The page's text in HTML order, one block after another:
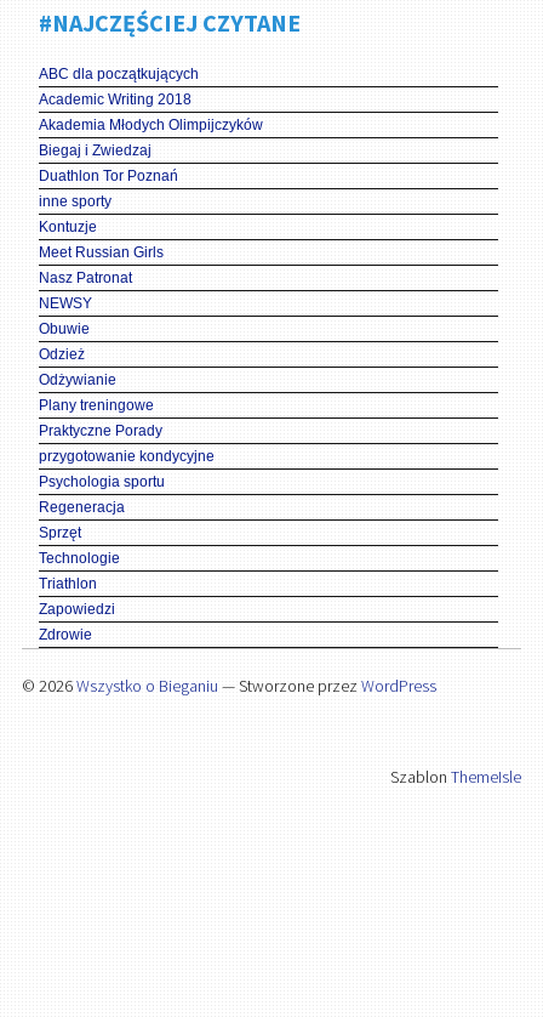
#NAJCZĘŚCIEJ CZYTANE
ABC dla początkujących
Academic Writing 2018
Akademia Młodych Olimpijczyków
Biegaj i Zwiedzaj
Duathlon Tor Poznań
inne sporty
Kontuzje
Meet Russian Girls
Nasz Patronat
NEWSY
Obuwie
Odzież
Odżywianie
Plany treningowe
Praktyczne Porady
przygotowanie kondycyjne
Psychologia sportu
Regeneracja
Sprzęt
Technologie
Triathlon
Zapowiedzi
Zdrowie
© 2026Wszystko o Bieganiu — Stworzone przez WordPress
SzablonThemeIsle